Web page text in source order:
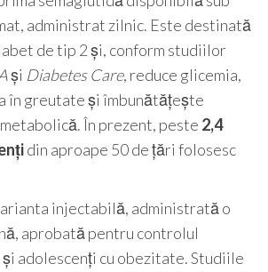
administrat zilnic. Este destinată
de tip 2 și, conform studiilor
și Diabetes Care, reduce glicemia,
în greutate și îmbunătățește
În prezent, peste 2,4
din aproape 50 de țări folosesc
injectabilă, administrată o
aprobată pentru controlul
adolescenți cu obezitate. Studiile